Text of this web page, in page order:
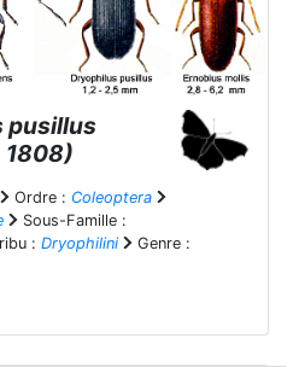
pusillus
1808)
Ordre : Coleoptera
Sous-Famille :
: Dryophilini
Genre :